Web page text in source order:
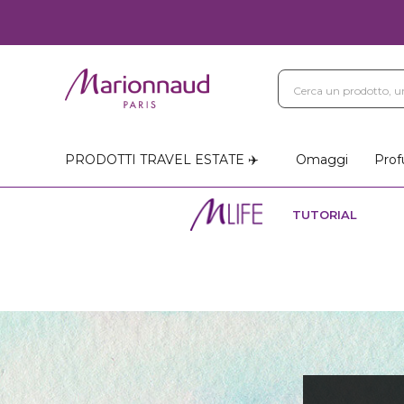
PRODOTTI TRAVEL ESTATE ✈️ Omaggi
TUTORIAL